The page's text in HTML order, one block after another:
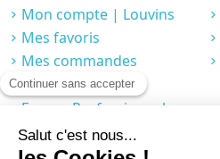
Mon compte | Louvins
Mes favoris
Mes commandes
Compte fidélité
Espace Professionnel